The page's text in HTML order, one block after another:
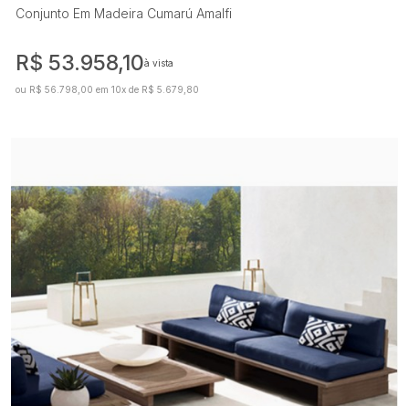
Conjunto Em Madeira Cumarú Amalfi
R$ 53.958,10à vista
ou R$ 56.798,00 em 10x de R$ 5.679,80